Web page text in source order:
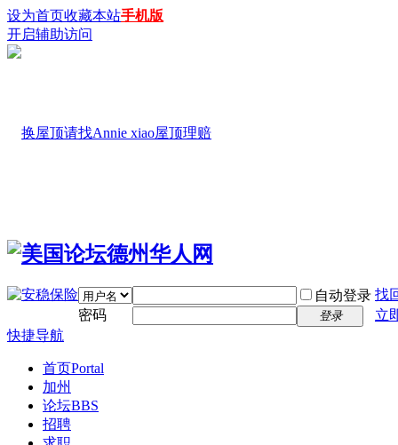
设为首页收藏本站手机版
开启辅助访问
自动登录 找
密码
登录
立
快捷导航
首页Portal
加州
论坛BBS
招聘